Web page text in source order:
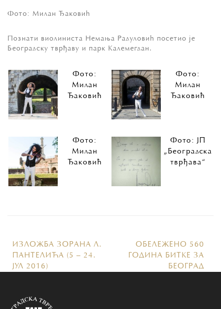
Фото: Милан Ђаковић
Познати виолиниста Немања Радуловић посетио је
Београдску тврђаву и парк Калемегдан.
Фото:
Милан
Ђаковић
Фото:
Милан
Ђаковић
Фото:
Милан
Ђаковић
Фото: ЈП
„Београдска
тврђава“
ИЗЛОЖБА ЗОРАНА Л.
ПАНТЕЛИЋА (5 – 24.
ЈУЛ 2016)
ОБЕЛЕЖEНО 560
ГОДИНА БИТКЕ ЗА
БЕОГРАД